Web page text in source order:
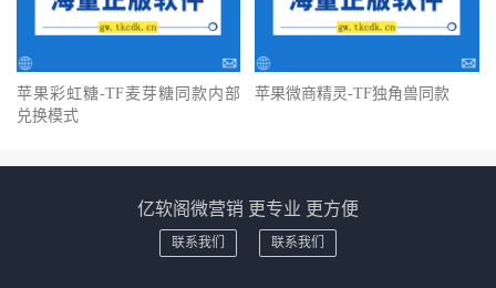
苹果彩虹糖-TF麦芽糖同款内部
兑换模式
苹果微商精灵-TF独角兽同款
亿软阁微营销 更专业 更方便
联系我们 联系我们